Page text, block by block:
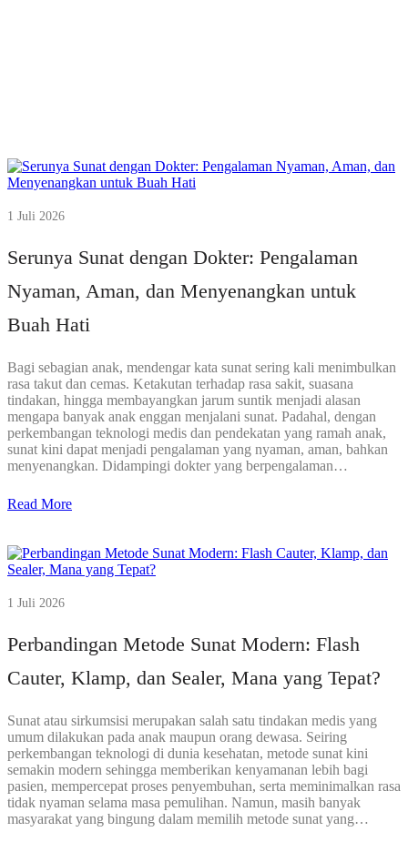
1 Juli 2026
Serunya Sunat dengan Dokter: Pengalaman
Nyaman, Aman, dan Menyenangkan untuk
Buah Hati
Bagi sebagian anak, mendengar kata sunat sering kali menimbulkan
rasa takut dan cemas. Ketakutan terhadap rasa sakit, suasana
tindakan, hingga membayangkan jarum suntik menjadi alasan
mengapa banyak anak enggan menjalani sunat. Padahal, dengan
perkembangan teknologi medis dan pendekatan yang ramah anak,
sunat kini dapat menjadi pengalaman yang nyaman, aman, bahkan
menyenangkan. Didampingi dokter yang berpengalaman…
Read More
1 Juli 2026
Perbandingan Metode Sunat Modern: Flash
Cauter, Klamp, dan Sealer, Mana yang Tepat?
Sunat atau sirkumsisi merupakan salah satu tindakan medis yang
umum dilakukan pada anak maupun orang dewasa. Seiring
perkembangan teknologi di dunia kesehatan, metode sunat kini
semakin modern sehingga memberikan kenyamanan lebih bagi
pasien, mempercepat proses penyembuhan, serta meminimalkan rasa
tidak nyaman selama masa pemulihan. Namun, masih banyak
masyarakat yang bingung dalam memilih metode sunat yang…